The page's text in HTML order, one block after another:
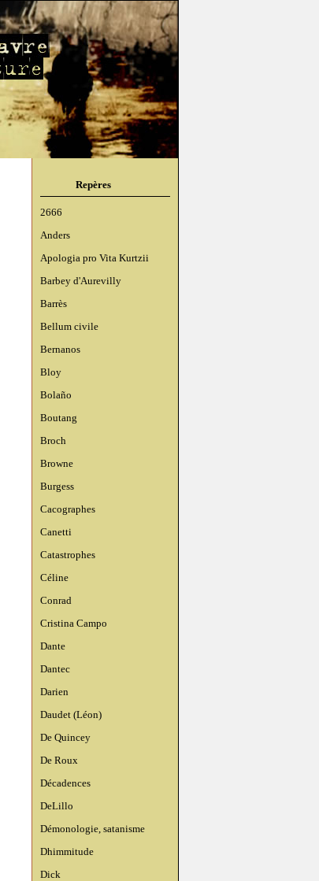
Repères
2666
Anders
Apologia pro Vita Kurtzii
Barbey d'Aurevilly
Barrès
Bellum civile
Bernanos
Bloy
Bolaño
Boutang
Broch
Browne
Burgess
Cacographes
Canetti
Catastrophes
Céline
Conrad
Cristina Campo
Dante
Dantec
Darien
Daudet (Léon)
De Quincey
De Roux
Décadences
DeLillo
Démonologie, satanisme
Dhimmitude
Dick